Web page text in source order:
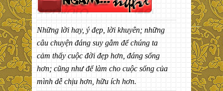
Những lời hay, ý đẹp, lời khuyên; những
câu chuyện đáng suy gẫm để chúng ta
cảm thấy cuộc đời đẹp hơn, đáng sống
hơn; cũng như để làm cho cuộc sống của
mình dễ chịu hơn, hữu ích hơn.